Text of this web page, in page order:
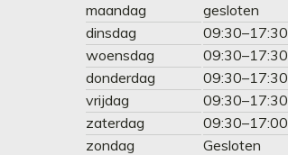
maandag
gesloten
dinsdag
09:30–17:30
woensdag
09:30–17:30
donderdag
09:30–17:30
vrijdag
09:30–17:30
zaterdag
09:30–17:00
zondag
Gesloten